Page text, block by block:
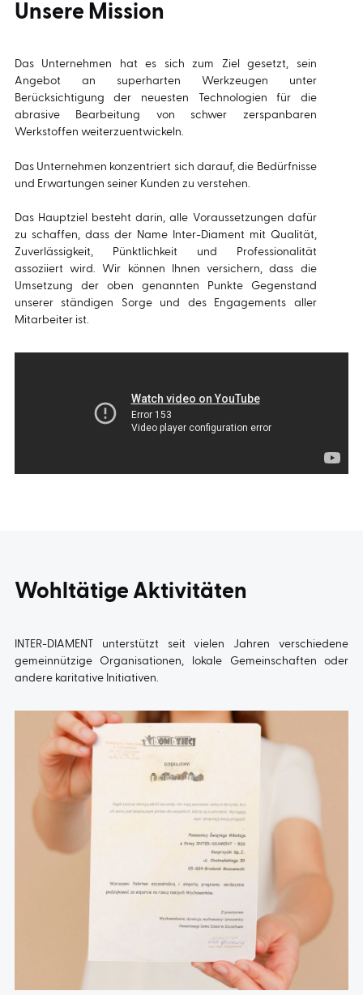
Unsere Mission
Das Unternehmen hat es sich zum Ziel gesetzt, sein
Angebot an superharten Werkzeugen unter
Berücksichtigung der neuesten Technologien für die
abrasive Bearbeitung von schwer zerspanbaren
Werkstoffen weiterzuentwickeln.
Das Unternehmen konzentriert sich darauf, die Bedürfnisse
und Erwartungen seiner Kunden zu verstehen.
Das Hauptziel besteht darin, alle Voraussetzungen dafür
zu schaffen, dass der Name Inter-Diament mit Qualität,
Zuverlässigkeit, Pünktlichkeit und Professionalität
assoziiert wird. Wir können Ihnen versichern, dass die
Umsetzung der oben genannten Punkte Gegenstand
unserer ständigen Sorge und des Engagements aller
Mitarbeiter ist.
Wohltätige Aktivitäten
INTER-DIAMENT unterstützt seit vielen Jahren verschiedene
gemeinnützige Organisationen, lokale Gemeinschaften oder
andere karitative Initiativen.